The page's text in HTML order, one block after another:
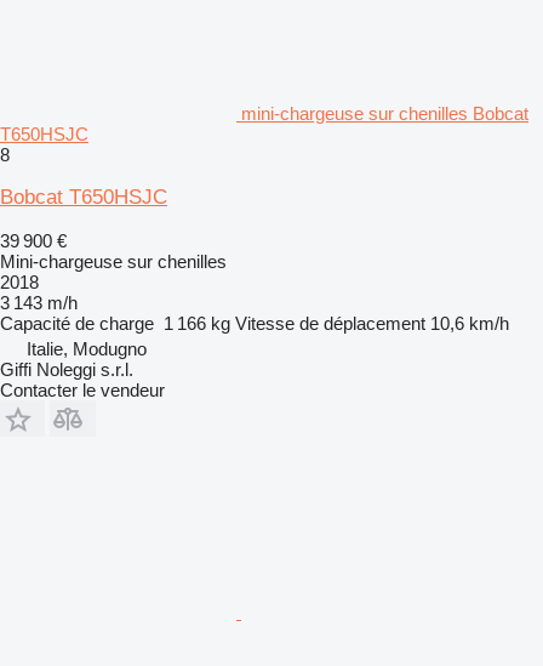
mini-chargeuse sur chenilles Bobcat
T650HSJC
8
Bobcat T650HSJC
39 900 €
Mini-chargeuse sur chenilles
2018
3 143 m/h
Capacité de charge 1 166 kg Vitesse de déplacement 10,6 km/h
Italie, Modugno
Giffi Noleggi s.r.l.
Contacter le vendeur